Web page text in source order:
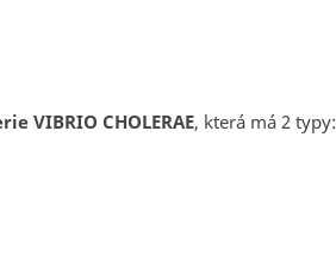
VIBRIO CHOLERAE, která má 2 typy: